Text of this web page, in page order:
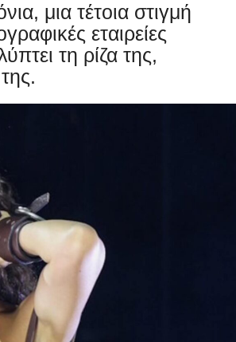
μια τέτοια στιγμή
εταιρείες
τη ρίζα της,